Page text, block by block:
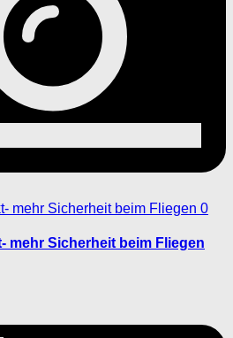
0
mehr Sicherheit beim Fliegen